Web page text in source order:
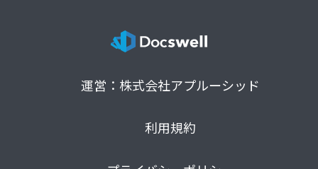
運営：株式会社アプルーシッド
利用規約